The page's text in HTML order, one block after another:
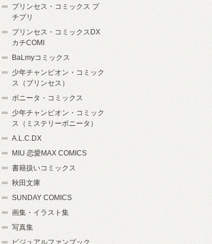
プリンセス・コミックス プ
チプリ
プリンセス・コミックスDX
カチCOMI
BaLmyコミックス
少年チャンピオン・コミック
ス（プリンセス）
ボニータ・コミックス
少年チャンピオン・コミック
ス（ミステリーボニータ）
A.L.C.DX
MIU 恋愛MAX COMICS
書籍扱いコミックス
秋田文庫
SUNDAY COMICS
画集・イラスト集
写真集
ビジュアルファンブック